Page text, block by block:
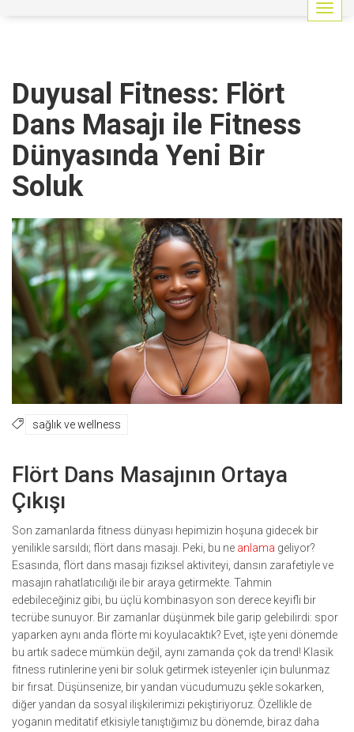
G
e
p
a
Duyusal Fitness: Flört
Dans Masajı ile Fitness
Dünyasında Yeni Bir
Soluk
sağlık ve wellness
Flört Dans Masajının Ortaya
Çıkışı
Son zamanlarda fitness dünyası hepimizin hoşuna gidecek bir
yenilikle sarsıldı; flört dans masajı. Peki, bu ne anlama geliyor?
Esasında, flört dans masajı fiziksel aktiviteyi, dansın zarafetiyle ve
masajın rahatlatıcılığı ile bir araya getirmekte. Tahmin
edebileceğiniz gibi, bu üçlü kombinasyon son derece keyifli bir
tecrübe sunuyor. Bir zamanlar düşünmek bile garip gelebilirdi: spor
yaparken aynı anda flörte mi koyulacaktık? Evet, işte yeni dönemde
bu artık sadece mümkün değil, aynı zamanda çok da trend! Klasik
fitness rutinlerine yeni bir soluk getirmek isteyenler için bulunmaz
bir fırsat. Düşünsenize, bir yandan vücudumuzu şekle sokarken,
diğer yandan da sosyal ilişkilerimizi pekiştiriyoruz. Özellikle de
yoganın meditatif etkisiyle tanıştığımız bu dönemde, biraz daha